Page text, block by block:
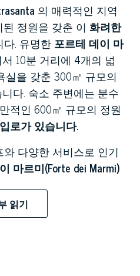
의 매력적인 지역
정원을 갖춘 이 화려한
. 유명한 포르테 데이 마
10분 거리에 4개의 넓
을 갖춘 300㎡ 규모의
다. 숙소 주변에는 분수
적인 600㎡ 규모의 정원
로가 있습니다.
다양한 서비스로 인기
마르미(Forte dei Marmi)
해 있으며, 여가 시간을 즐
비스된 장소를 찾는 사
족들과 함께. 객실에 우
소재로 세심하게 개조
빌라는 1층에 거실 공간
읽기